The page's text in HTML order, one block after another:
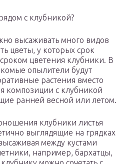
с клубникой?
высаживать много видов
цветы, у которых срок
цветения клубники. В
опылители будут
растения вместо
композиции с клубникой
ранней весной или летом.
клубники листья
выглядящие на грядках
между кустами
например, бархатцы,